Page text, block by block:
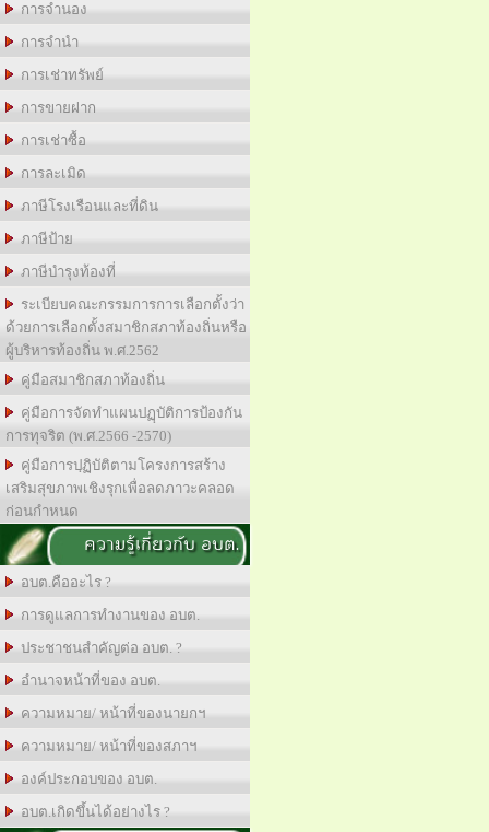
การจำนอง
การจำนำ
การเช่าทรัพย์
การขายฝาก
การเช่าซื้อ
การละเมิด
ภาษีโรงเรือนและที่ดิน
ภาษีป้าย
ภาษีบำรุงท้องที่
ระเบียบคณะกรรมการการเลือกตั้งว่า
ด้วยการเลือกตั้งสมาชิกสภาท้องถิ่นหรือ
ผู้บริหารท้องถิ่น พ.ศ.2562
คู่มือสมาชิกสภาท้องถิ่น
คู่มือการจัดทำแผนปฏฺบัติการป้องกัน
การทุจริต (พ.ศ.2566 -2570)
คู่มือการปฺฏิบัติตามโครงการสร้าง
เสริมสุขภาพเชิงรุกเพื่อลดภาวะคลอด
ก่อนกำหนด
ความรู้เกี่ยวกับ อบต.
อบต.คืออะไร ?
การดูแลการทำงานของ อบต.
ประชาชนสำคัญต่อ อบต. ?
อำนาจหน้าที่ของ อบต.
ความหมาย/ หน้าที่ของนายกฯ
ความหมาย/ หน้าที่ของสภาฯ
องค์ประกอบของ อบต.
อบต.เกิดขึ้นได้อย่างไร ?